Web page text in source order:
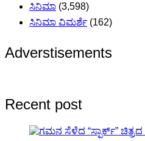
ಸಿನಿಮಾ (3,598)
ಸಿನಿಮಾ ವಿಮರ್ಶೆ (162)
Adverstisements
Recent post